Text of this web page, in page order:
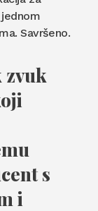
Savršeno.
zvuk
s
i